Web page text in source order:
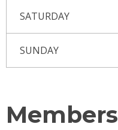
SATURDAY
SUNDAY
Members